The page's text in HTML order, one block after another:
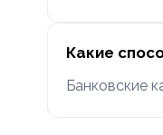
Какие
Банковские